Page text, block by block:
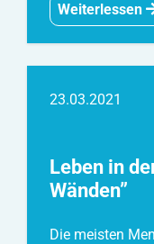
Weiterlessen
23.03.2021
Leben in
Wänden”
Die meisten